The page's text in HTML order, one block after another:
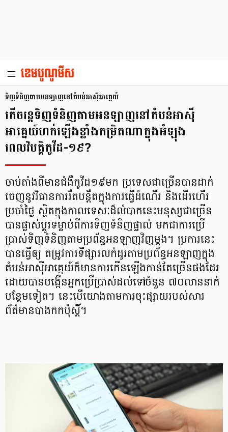
ទិញទំនិញតាមអនឡាញនៅតំបន់អាស៊ីអាគ្នេយ៍
តើចរន្ដទិញទំនិញតាមអនឡាញនៅតំបន់អាស៊ី
អាគ្នេយ៍ហក់ឡើងខ្លាំងកម្រិតណាក្នុងអំឡុង
ពេលវិបត្តិកូវីដ-១៩?
ចាប់តាំងពីមានជំងឺកូវីដ១៩មក ប្រទេសជាច្រើនបានដាក់
ចេញនូវវិធានការរឹតបន្តឹតក្នុងការធ្វើដំណើរ និងដើរហើរ
ប្រចាំថ្ងៃ ស្ថិតក្នុងកាលទេសៈដ៏លំបាកនេះមនុស្សជាច្រើន
បានផ្លាស់ប្ដូរទម្លាប់ពីការទិញទំនិញផ្ទាល់ មកជាការប្រើ
ប្រាស់ទិញទំនិញតាមប្រព័ន្ធអនឡាញវិញម្តង។ ប្រការនេះ
បានធ្វើឲ្យ តម្រូវការទីផ្សារលក់ដូរតាមប្រព័ន្ធអនឡាញក្នុង
តំបន់អាស៊ីអាគ្នេយ៍ក៏មានការកើនឡើងកាន់តែច្រើនផងដែរ
ដោយបានបង្កើនអ្នកប្រើប្រាស់ដល់ទៅចំនួន ៧០លាននាក់
បន្ថែមទៀត។ នេះបើយោងតាមការចុះផ្សាយរបស់សារ
ព័ត៌មានបាងកកប៉ុស្ដិ៍។